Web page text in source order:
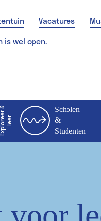
Vacatures
is wel open.
E
x
p
l
o
re
e
r
&
l
e
er
Scholen
&
Studenten